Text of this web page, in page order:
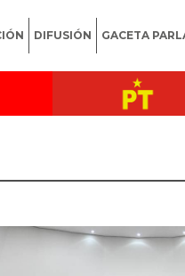
DIFUSIÓN GACETA